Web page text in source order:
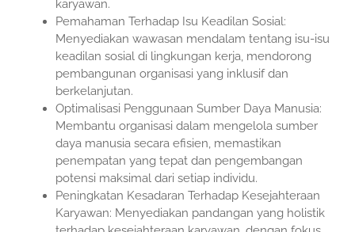
karyawan.
Pemahaman Terhadap Isu Keadilan Sosial:
Menyediakan wawasan mendalam tentang isu-isu
keadilan sosial di lingkungan kerja, mendorong
pembangunan organisasi yang inklusif dan
berkelanjutan.
Optimalisasi Penggunaan Sumber Daya Manusia:
Membantu organisasi dalam mengelola sumber
daya manusia secara efisien, memastikan
penempatan yang tepat dan pengembangan
potensi maksimal dari setiap individu.
Peningkatan Kesadaran Terhadap Kesejahteraan
Karyawan: Menyediakan pandangan yang holistik